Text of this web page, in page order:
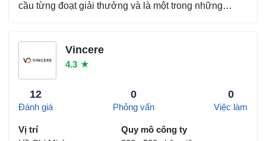
cầu từng đoạt giải thưởng và là một trong những
tôi cam kết đáp ứng nhu cầu của tất cả khác...
Vincere
4.3 ★
12
Đánh giá
0
Phỏng vấn
0
Việc làm
Vị trí
Quy mô công ty